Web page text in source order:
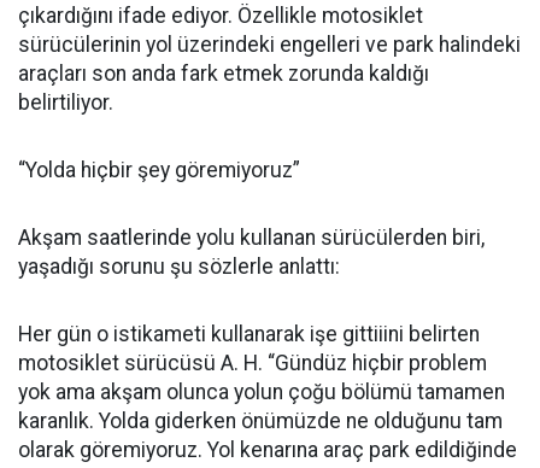
çıkardığını ifade ediyor. Özellikle motosiklet
sürücülerinin yol üzerindeki engelleri ve park halindeki
araçları son anda fark etmek zorunda kaldığı
belirtiliyor.
“Yolda hiçbir şey göremiyoruz”
Akşam saatlerinde yolu kullanan sürücülerden biri,
yaşadığı sorunu şu sözlerle anlattı:
Her gün o istikameti kullanarak işe gittiiini belirten
motosiklet sürücüsü A. H. “Gündüz hiçbir problem
yok ama akşam olunca yolun çoğu bölümü tamamen
karanlık. Yolda giderken önümüzde ne olduğunu tam
olarak göremiyoruz. Yol kenarına araç park edildiğinde